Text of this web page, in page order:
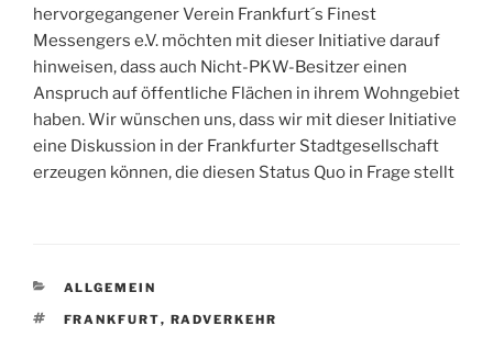
hervorgegangener Verein Frankfurt´s Finest
Messengers e.V. möchten mit dieser Initiative darauf
hinweisen, dass auch Nicht-PKW-Besitzer einen
Anspruch auf öffentliche Flächen in ihrem Wohngebiet
haben. Wir wünschen uns, dass wir mit dieser Initiative
eine Diskussion in der Frankfurter Stadtgesellschaft
erzeugen können, die diesen Status Quo in Frage stellt
KATEGORIEN
ALLGEMEIN
SCHLAGWÖRTER
FRANKFURT, RADVERKEHR